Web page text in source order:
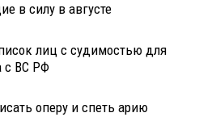
в силу в августе
лиц с судимостью для
с ВС РФ
оперу и спеть арию